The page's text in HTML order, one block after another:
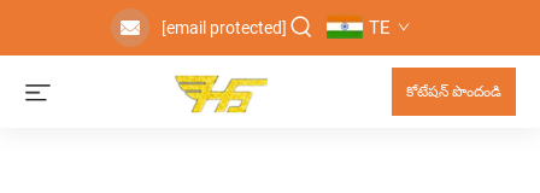
[email protected] TE
కోటేషన్ పొందండి